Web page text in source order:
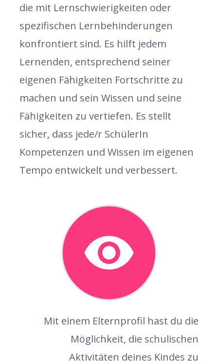
die mit Lernschwierigkeiten oder
spezifischen Lernbehinderungen
konfrontiert sind. Es hilft jedem
Lernenden, entsprechend seiner
eigenen Fähigkeiten Fortschritte zu
machen und sein Wissen und seine
Fähigkeiten zu vertiefen. Es stellt
sicher, dass jede/r SchülerIn
Kompetenzen und Wissen im eigenen
Tempo entwickelt und verbessert.
Mit einem Elternprofil hast du die
Möglichkeit, die schulischen
Aktivitäten deines Kindes zu